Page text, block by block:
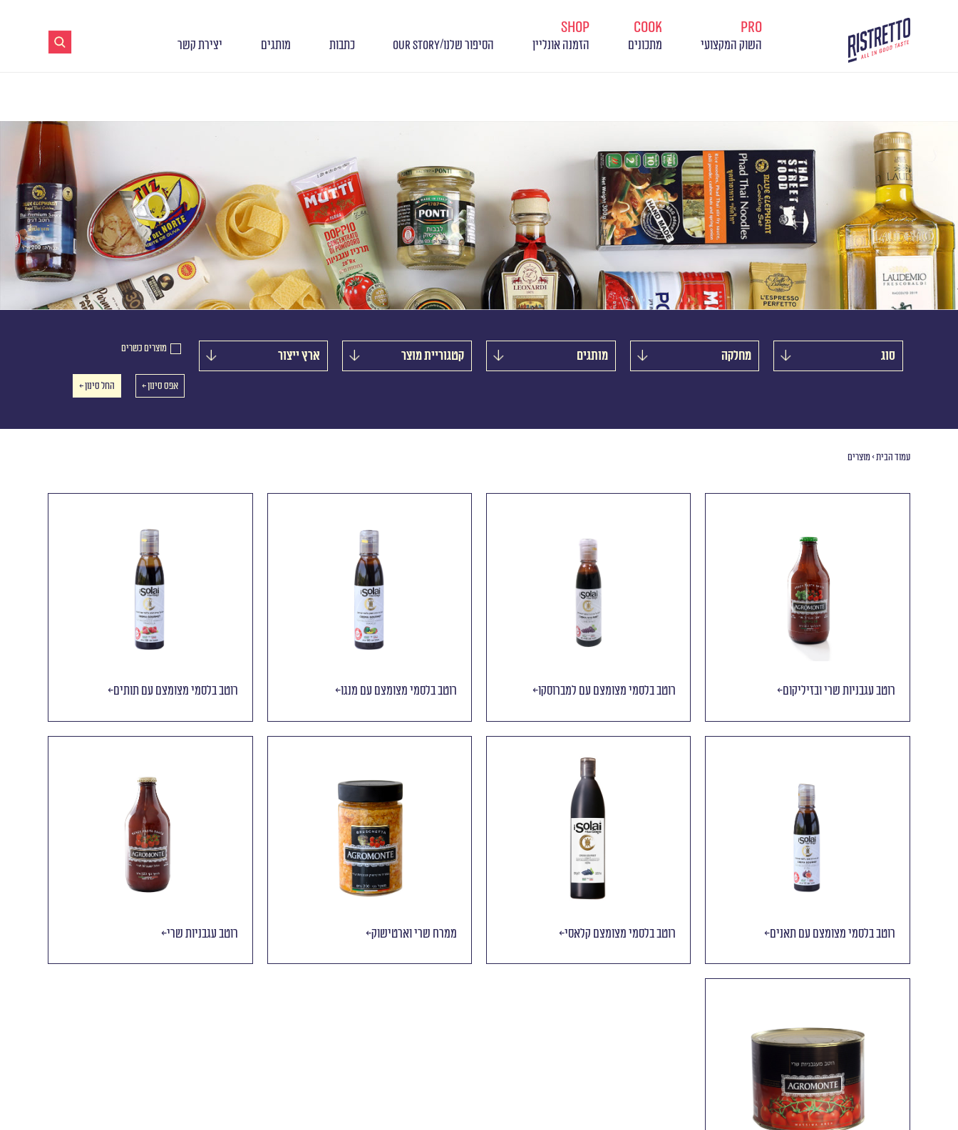
pro
השוק המקצועי
cook
מתכונים
shop
הזמנה אונליין הסיפור שלנו/
OUR STORY כתבות מותגים יצירת קשר
סוג מחלקה מותגים קטגוריית מוצר ארץ ייצור
מוצרים כשרים
אפס סינון ← החל סינון ←
עמוד הבית>מוצרים
רוטב עגבניות שרי ובזיליקום רוטב בלסמי מצומצם עם למברוסקו רוטב בלסמי מצומצם עם מנגו רוטב בלסמי מצומצם עם תותים
רוטב בלסמי מצומצם עם תאנים רוטב בלסמי מצומצם קלאסי ממרח שרי וארטישוק רוטב עגבניות שרי